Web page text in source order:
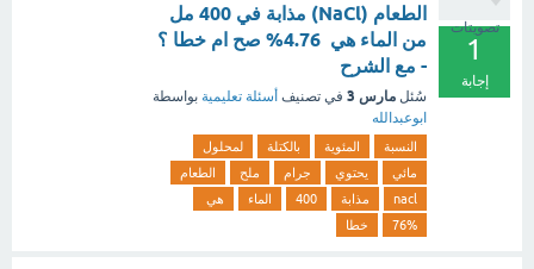
تصويتات
1
إجابة
الطعام (NaCl) مذابة في 400 مل
من الماء هي 4.76% صح ام خطا ؟
- مع الشرح
سُئل مارس 3 في تصنيف أسئلة تعليمية بواسطة
ابوعبدالله
النسبة المئوية بالكتلة
لمحلول
مائي
يحتوي جرام ملح
الطعام
nacl
مذابة 400 الماء
هي
76%
خطا